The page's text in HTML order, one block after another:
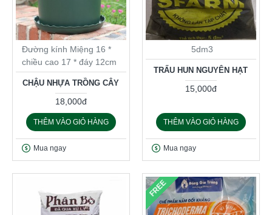
Đường kính Miệng 16 *
chiều cao 17 * đáy 12cm
CHẬU NHỰA TRỒNG CÂY
18,000đ
THÊM VÀO GIỎ HÀNG
Mua ngay
5dm3
TRẤU HUN NGUYÊN HẠT
15,000đ
THÊM VÀO GIỎ HÀNG
Mua ngay
FREE